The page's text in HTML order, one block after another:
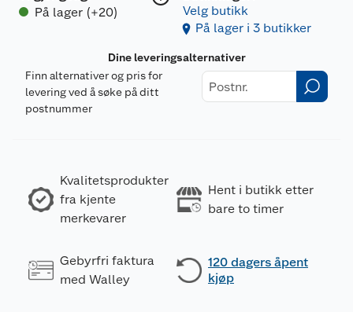
På lager (+20)
Velg butikk
På lager i 3 butikker
Dine leveringsalternativer
Finn alternativer og pris for
levering ved å søke på ditt
postnummer
Kvalitetsprodukter
fra kjente
merkevarer
Hent i butikk etter
bare to timer
Gebyrfri faktura
med Walley
120 dagers åpent
kjøp